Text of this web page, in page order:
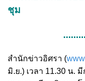
ชุม
สำนักข่าวอิศรา (
มิ.ย.) เวลา 11.30 น.